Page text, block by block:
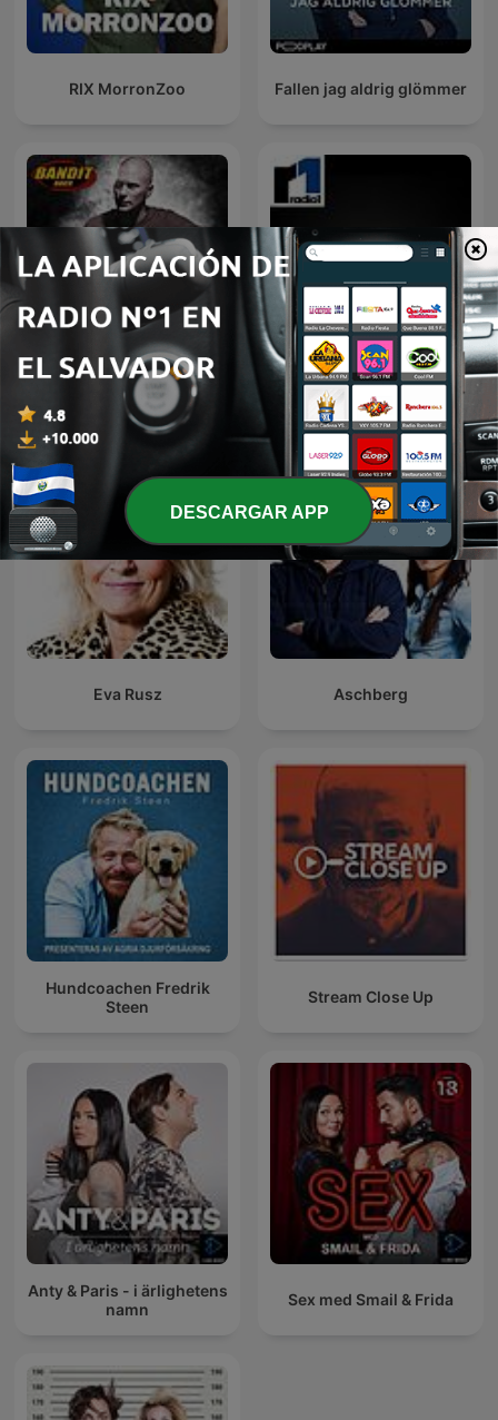
RIX MorronZoo Fallen jag aldrig glömmer
Magnus Betnér Podcast Radiogamer
Eva Rusz Aschberg
Hundcoachen Fredrik
Steen
Stream Close Up
Anty & Paris - i ärlighetens
namn
Sex med Smail & Frida
DESCARGAR APP